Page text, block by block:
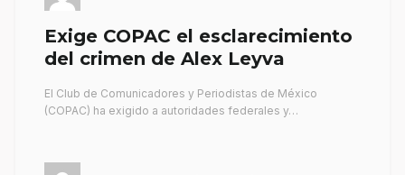
Exige COPAC el esclarecimiento
del crimen de Alex Leyva
El Club de Comunicadores y Periodistas de México
(COPAC) ha exigido a autoridades federales y…